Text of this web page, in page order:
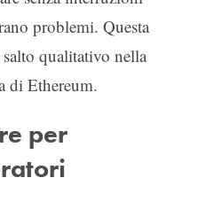
problemi. Questa
qualitativo nella
di Ethereum.
per